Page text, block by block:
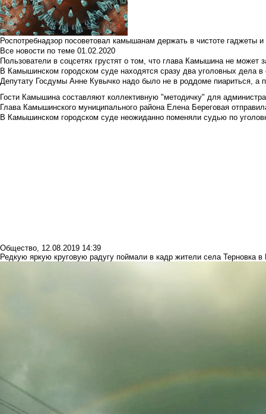
Роспотребнадзор посоветовал камышанам держать в чистоте гаджеты
Все новости по теме 01.02.2020
Пользователи в соцсетях грустят о том, что глава Камышина не может
В Камышинском городском суде находятся сразу два уголовных дела
Депутату Госдумы Анне Кувычко надо было не в роддоме пиариться, а
Гости Камышина составляют коллективную "методичку" для
Глава Камышинского муниципального района Елена Береговая
В Камышинском городском суде неожиданно поменяли судью по
Общество, 12.08.2019 14:39
Редкую яркую круговую радугу поймали в кадр жители села Терновка